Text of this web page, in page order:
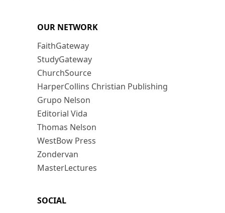
OUR NETWORK
FaithGateway
StudyGateway
ChurchSource
HarperCollins Christian Publishing
Grupo Nelson
Editorial Vida
Thomas Nelson
WestBow Press
Zondervan
MasterLectures
SOCIAL